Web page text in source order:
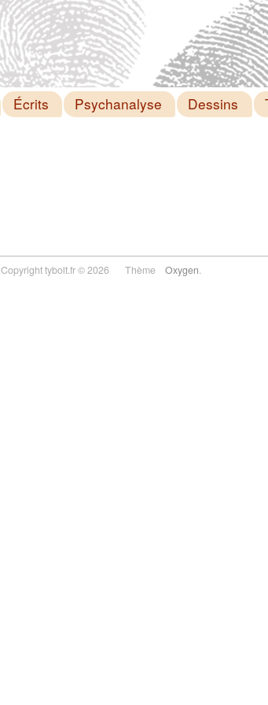
Écrits Psychanalyse Dessins
Copyright tybolt.fr © 2026 Thème Oxygen.